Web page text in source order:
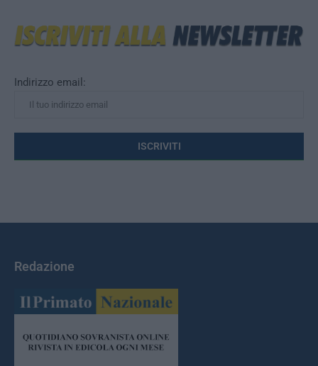
Indirizzo email:
Redazione